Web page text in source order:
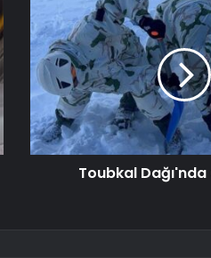
Toubkal Dağı'nda